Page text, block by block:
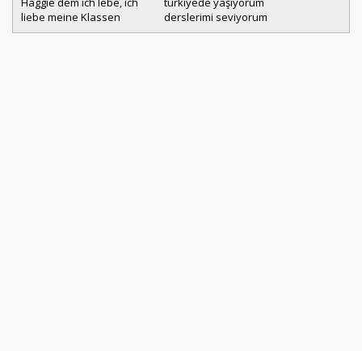
liebe meine Klassen
derslerimi seviyorum